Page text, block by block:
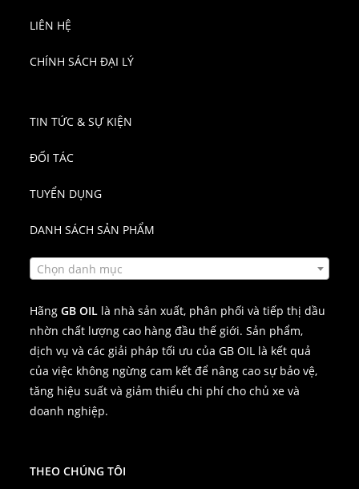
LIÊN HỆ
CHÍNH SÁCH ĐẠI LÝ
TIN TỨC & SỰ KIỆN
ĐỐI TÁC
TUYỂN DỤNG
DANH SÁCH SẢN PHẨM
Chọn danh mục
HãngGB OIL là nhà sản xuất, phân phối và tiếp thị dầu
nhờn chất lượng cao hàng đầu thế giới. Sản phẩm,
dịch vụ và các giải pháp tối ưu của GB OIL là kết quả
của việc không ngừng cam kết để nâng cao sự bảo vệ,
tăng hiệu suất và giảm thiểu chi phí cho chủ xe và
doanh nghiệp.
THEO CHÚNG TÔI